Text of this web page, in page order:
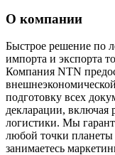
О компании
Быстрое решение по
импорта и экспорта
Компания NTN
подготовку всех
декларации, включая
логистики. Мы
любой точки
занимаетесь